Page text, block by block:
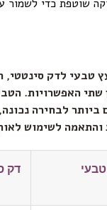
שוטפת כדי לשמור
טבעי לדק סינטטי,
שתי האפשרויות.
לבחירה
לשימוש
דק